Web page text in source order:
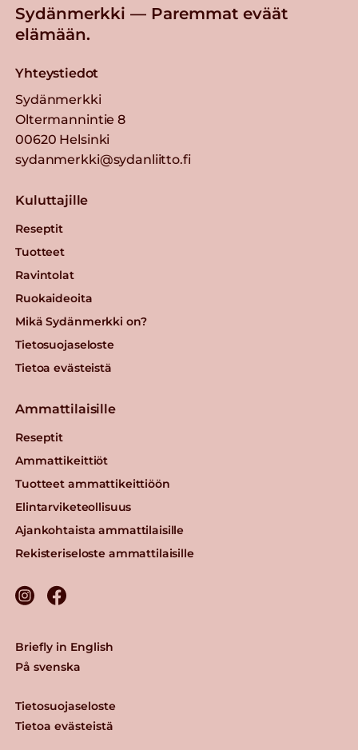
Sydänmerkki — Paremmat eväät
elämään.
Yhteystiedot
Sydänmerkki
Oltermannintie 8
00620 Helsinki
sydanmerkki@sydanliitto.fi
Kuluttajille
Reseptit
Tuotteet
Ravintolat
Ruokaideoita
Mikä Sydänmerkki on?
Tietosuojaseloste
Tietoa evästeistä
Ammattilaisille
Reseptit
Ammattikeittiöt
Tuotteet ammattikeittiöön
Elintarviketeollisuus
Ajankohtaista ammattilaisille
Rekisteriseloste ammattilaisille
Tietosuojaseloste
Tietoa evästeistä
Briefly in English
På svenska